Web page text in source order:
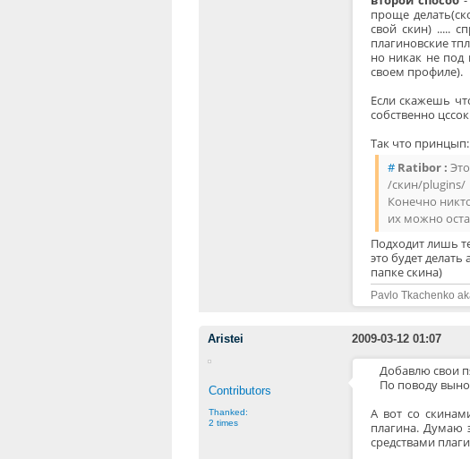
проще
свой скин) .....
плагиновские
но никак не под
своем профиле).
Если скажешь
собственно
Так что принцып:
# Ratibor :
/скин/plugins/
Конечно
их можно
Подходит лишь
это будет
папке скина)
Pavlo Tkachenko
Aristei 2009-03-12 01:07
Contributors
Thanked:
2 times
Добавлю свои
По поводу
А вот со
плагина. Думаю
средствами